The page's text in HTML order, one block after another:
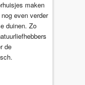
maken
even verder
duinen. Zo
de